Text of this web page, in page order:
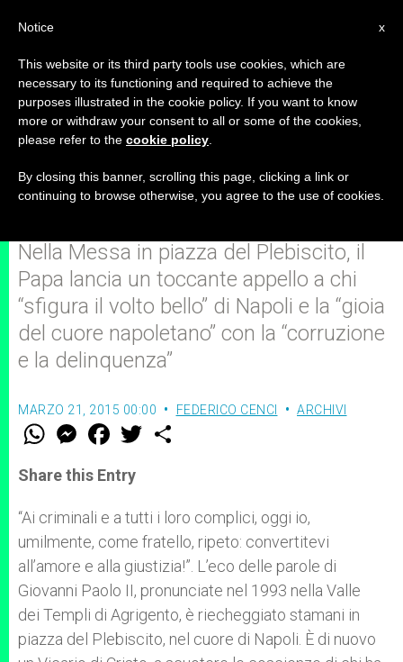
"Criminali, convertitevi!
Lasciatevi trovare dalla
misericordia di Dio!"
Nella Messa in piazza del Plebiscito, il
Papa lancia un toccante appello a chi
“sfigura il volto bello” di Napoli e la “gioia
del cuore napoletano” con la “corruzione
e la delinquenza”
MARZO 21, 2015 00:00 FEDERICO CENCI ARCHIVI
W
t
s
p
p
M
e
s
e
g
e
r
F
a
e
b
o
k
w
r
Share this Entry
“Ai criminali e a tutti i loro complici, oggi io,
umilmente, come fratello, ripeto: convertitevi
all’amore e alla giustizia!”. L’eco delle parole di
Giovanni Paolo II, pronunciate nel 1993 nella Valle
dei Templi di Agrigento, è riecheggiato stamani in
piazza del Plebiscito, nel cuore di Napoli. È di nuovo
x
Notice
This website or its third party tools use cookies, which are
necessary to its functioning and required to achieve the
purposes illustrated in the cookie policy. If you want to know
more or withdraw your consent to all or some of the cookies,
please refer to the cookie policy
By closing this banner, scrolling this page, clicking a link or
continuing to browse otherwise, you agree to the use of cookies.